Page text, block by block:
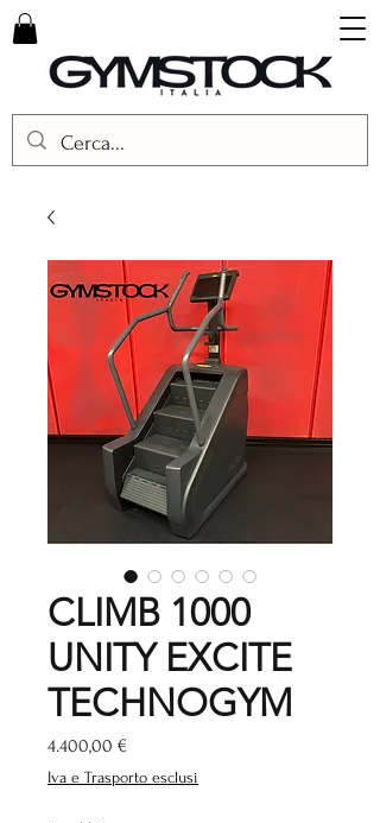
CLIMB 1000
UNITY EXCITE
TECHNOGYM
4.400,00 €
Iva e Trasporto esclusi